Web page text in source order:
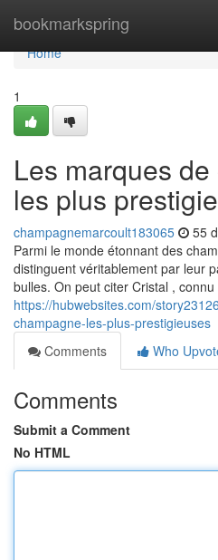
bookmarkspring
Home
Home
1
Les marques
les plus
champagnemarcoult183065 55
Parmi le monde étonnant des
distinguent véritablement par leur
bulles. On peut citer Cristal ,
https://hubwebsites.com/
champagne-les-plus-prestigieuses
Comments
Who
Comments
Submit a Comment
No HTML